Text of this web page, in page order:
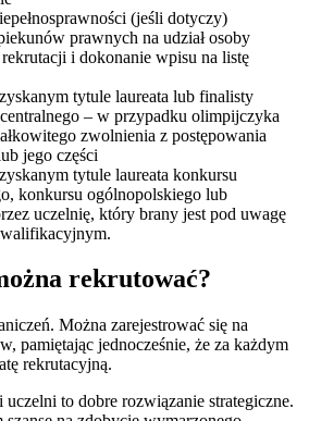
(jeśli dotyczy)
prawnych na udział osoby
i dokonanie wpisu na listę
tytule laureata lub finalisty
– w przypadku olimpijczyka
zwolnienia z postępowania
jego części
tytule laureata konkursu
konkursu ogólnopolskiego lub
uczelnię, który brany jest pod uwagę
rekrutować?
Można zarejestrować się na
pamiętając jednocześnie, że za każdym
rekrutacyjną.
to dobre rozwiązanie strategiczne.